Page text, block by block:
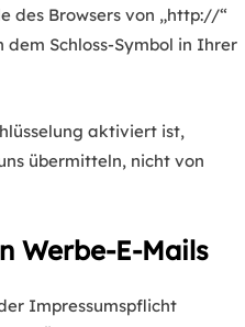
des Browsers von „http://“
Schloss-Symbol in Ihrer
aktiviert ist,
übermitteln, nicht von
Werbe-E-Mails
Impressumspflicht